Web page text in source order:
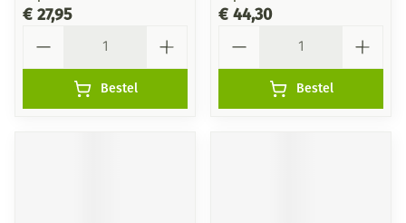
€ 27,95
Bestel
€ 44,30
Bestel